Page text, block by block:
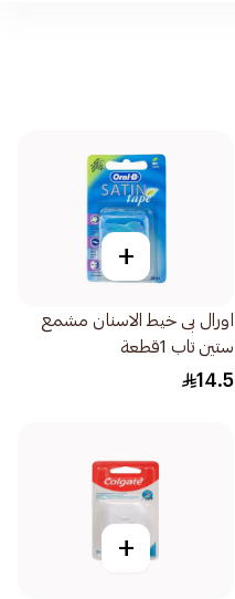
+
اورال بى خيط الاسنان مشمع
ستين تاب 1قطعة
14.5
+